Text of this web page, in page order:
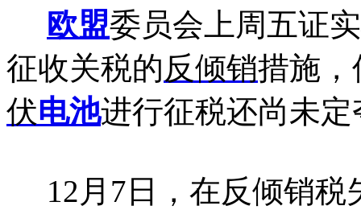
欧盟委员会上周五证
征收关税的反倾销措施，
伏电池进行征税还尚未定
12月7日，在反倾销税